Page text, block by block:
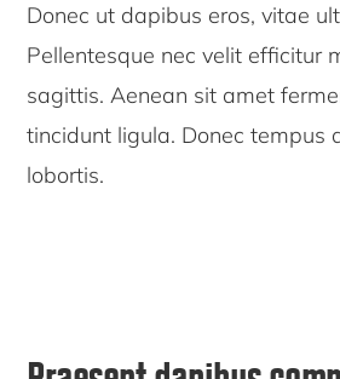
Donec ut dapibus eros, vitae
Pellentesque nec velit efficitur
sagittis. Aenean sit amet
tincidunt ligula. Donec tempus
lobortis.